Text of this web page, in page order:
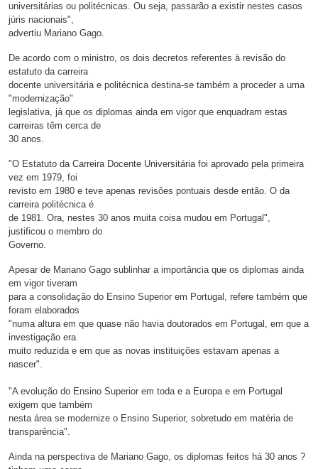
universitárias ou politécnicas. Ou seja, passarão a existir nestes casos
júris nacionais",
advertiu Mariano Gago.
De acordo com o ministro, os dois decretos referentes à revisão do
estatuto da carreira
docente universitária e politécnica destina-se também a proceder a uma
"modernização"
legislativa, já que os diplomas ainda em vigor que enquadram estas
carreiras têm cerca de
30 anos.
"O Estatuto da Carreira Docente Universitária foi aprovado pela primeira
vez em 1979, foi
revisto em 1980 e teve apenas revisões pontuais desde então. O da
carreira politécnica é
de 1981. Ora, nestes 30 anos muita coisa mudou em Portugal",
justificou o membro do
Governo.
Apesar de Mariano Gago sublinhar a importância que os diplomas ainda
em vigor tiveram
para a consolidação do Ensino Superior em Portugal, refere também que
foram elaborados
"numa altura em que quase não havia doutorados em Portugal, em que a
investigação era
muito reduzida e em que as novas instituições estavam apenas a
nascer".
"A evolução do Ensino Superior em toda e a Europa e em Portugal
exigem que também
nesta área se modernize o Ensino Superior, sobretudo em matéria de
transparência".
Ainda na perspectiva de Mariano Gago, os diplomas feitos há 30 anos ?